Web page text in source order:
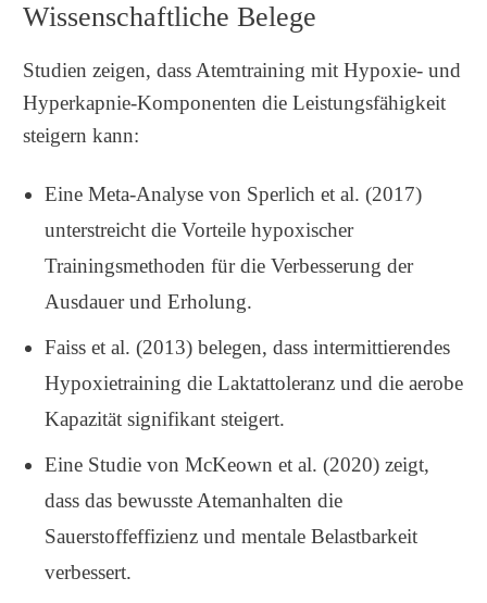
Wissenschaftliche Belege
Studien zeigen, dass Atemtraining mit Hypoxie- und
Hyperkapnie-Komponenten die Leistungsfähigkeit
steigern kann:
Eine Meta-Analyse von Sperlich et al. (2017)
unterstreicht die Vorteile hypoxischer
Trainingsmethoden für die Verbesserung der
Ausdauer und Erholung.
Faiss et al. (2013) belegen, dass intermittierendes
Hypoxietraining die Laktattoleranz und die aerobe
Kapazität signifikant steigert.
Eine Studie von McKeown et al. (2020) zeigt,
dass das bewusste Atemanhalten die
Sauerstoffeffizienz und mentale Belastbarkeit
verbessert.